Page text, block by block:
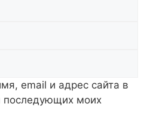
email и адрес сайта в
последующих моих